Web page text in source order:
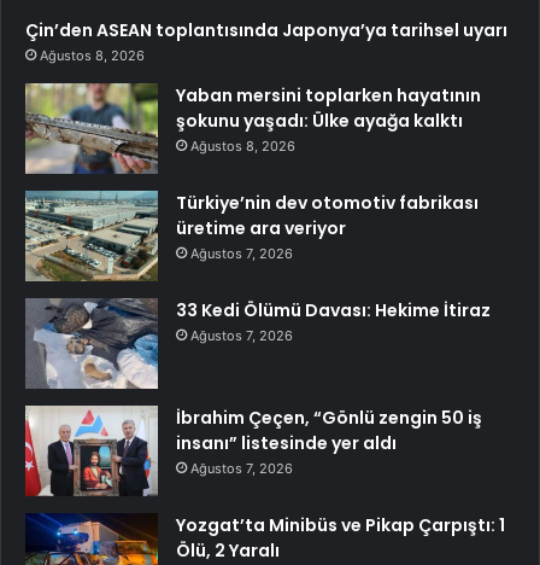
Çin’den ASEAN toplantısında Japonya’ya tarihsel uyarı
Ağustos 8, 2026
Yaban mersini toplarken hayatının
şokunu yaşadı: Ülke ayağa kalktı
Ağustos 8, 2026
Türkiye’nin dev otomotiv fabrikası
üretime ara veriyor
Ağustos 7, 2026
33 Kedi Ölümü Davası: Hekime İtiraz
Ağustos 7, 2026
İbrahim Çeçen, “Gönlü zengin 50 iş
insanı” listesinde yer aldı
Ağustos 7, 2026
Yozgat’ta Minibüs ve Pikap Çarpıştı: 1
Ölü, 2 Yaralı